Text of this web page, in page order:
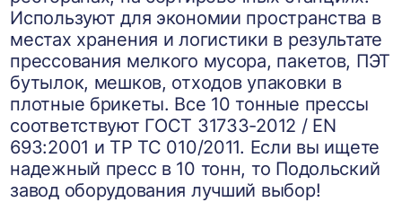
Используют для экономии пространства в
местах хранения и логистики в результате
прессования мелкого мусора, пакетов, ПЭТ
бутылок, мешков, отходов упаковки в
плотные брикеты. Все 10 тонные прессы
соответствуют ГОСТ 31733-2012 / EN
693:2001 и ТР ТС 010/2011. Если вы ищете
надежный пресс в 10 тонн, то Подольский
завод оборудования лучший выбор!